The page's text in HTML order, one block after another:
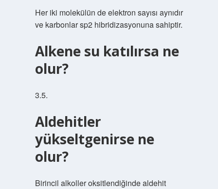
Her iki molekülün de elektron sayısı aynıdır
ve karbonlar sp2 hibridizasyonuna sahiptir.
Alkene su katılırsa ne
olur?
3.5.
Aldehitler
yükseltgenirse ne
olur?
Birincil alkoller oksitlendiğinde aldehit